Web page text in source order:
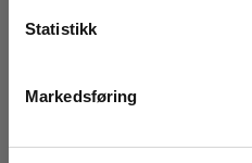
Statistikk
Markedsføring